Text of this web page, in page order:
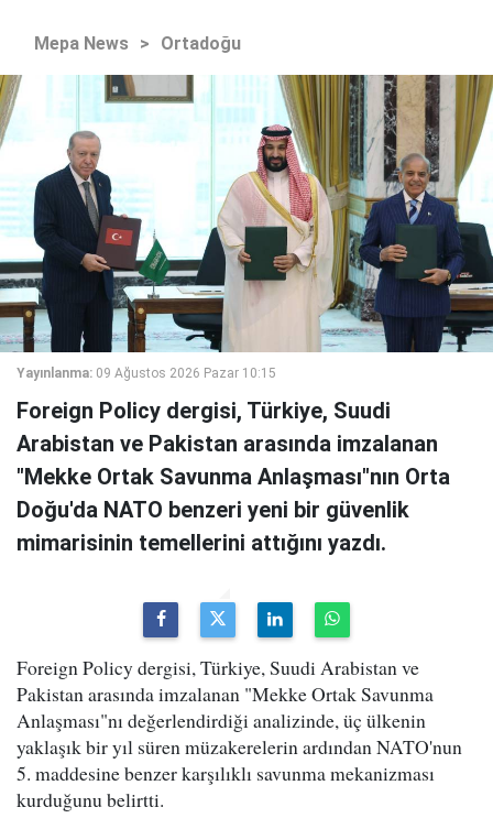
Mepa News > Ortadoğu
Yayınlanma: 09 Ağustos 2026 Pazar 10:15
Foreign Policy dergisi, Türkiye, Suudi
Arabistan ve Pakistan arasında imzalanan
"Mekke Ortak Savunma Anlaşması"nın Orta
Doğu'da NATO benzeri yeni bir güvenlik
mimarisinin temellerini attığını yazdı.
Foreign Policy dergisi, Türkiye, Suudi Arabistan ve
Pakistan arasında imzalanan "Mekke Ortak Savunma
Anlaşması"nı değerlendirdiği analizinde, üç ülkenin
yaklaşık bir yıl süren müzakerelerin ardından NATO'nun
5. maddesine benzer karşılıklı savunma mekanizması
kurduğunu belirtti.